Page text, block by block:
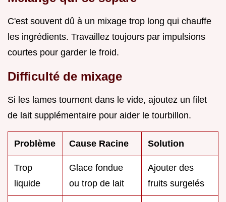
C'est souvent dû à un mixage trop long qui chauffe
les ingrédients. Travaillez toujours par impulsions
courtes pour garder le froid.
Difficulté de mixage
Si les lames tournent dans le vide, ajoutez un filet
de lait supplémentaire pour aider le tourbillon.
Problème Cause Racine Solution
Trop
liquide
Glace fondue
ou trop de lait
Ajouter des
fruits surgelés